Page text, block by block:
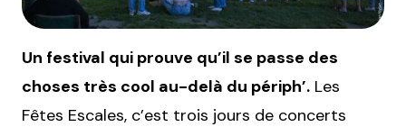
Un festival qui prouve qu’il se passe des
choses très cool au-delà du périph’. Les
Fêtes Escales, c’est trois jours de concerts